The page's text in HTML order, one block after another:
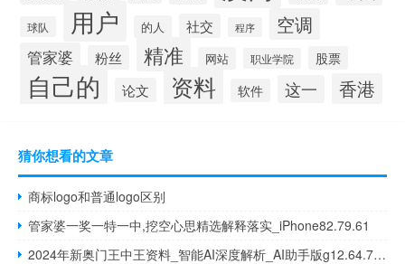
球队 用户 的人 社交 程序 空调
管家婆 粉丝 精准 网站 职业学院 股票
自己的 论文 资料 软件 这一 香港
猜你想看的文章
商标logo和普通logo区别
管家婆一奖一特一中,挖空心思精选解释落实_iPhone82.79.61
2024年新奥门王中王资料_智能AI深度解析_AI助手版g12.64.763